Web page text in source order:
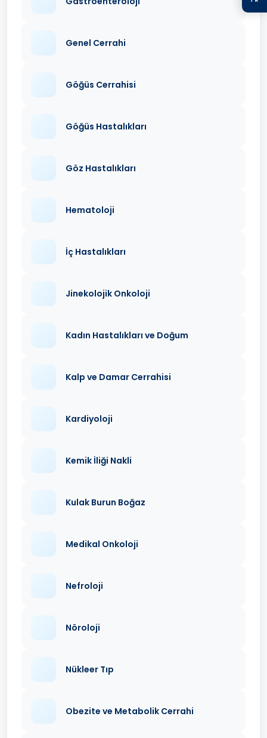
Genel Cerrahi
Göğüs Cerrahisi
Göğüs Hastalıkları
Göz Hastalıkları
Hematoloji
İç Hastalıkları
Jinekolojik Onkoloji
Kadın Hastalıkları ve Doğum
Kalp ve Damar Cerrahisi
Kardiyoloji
Kemik İliği Nakli
Kulak Burun Boğaz
Medikal Onkoloji
Nefroloji
Nöroloji
Nükleer Tıp
Obezite ve Metabolik Cerrahi